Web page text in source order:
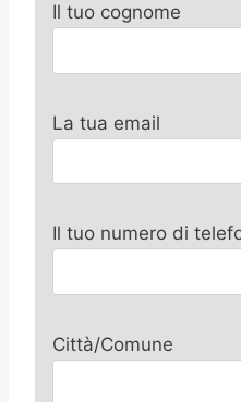
Il tuo cognome
La tua email
Il tuo numero di
Città/Comune